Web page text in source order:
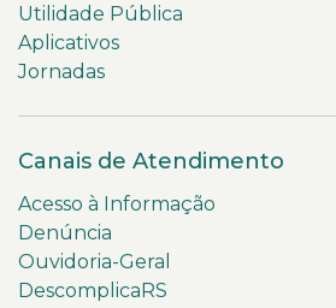
Utilidade Pública
Aplicativos
Jornadas
Canais de Atendimento
Acesso à Informação
Denúncia
Ouvidoria-Geral
DescomplicaRS